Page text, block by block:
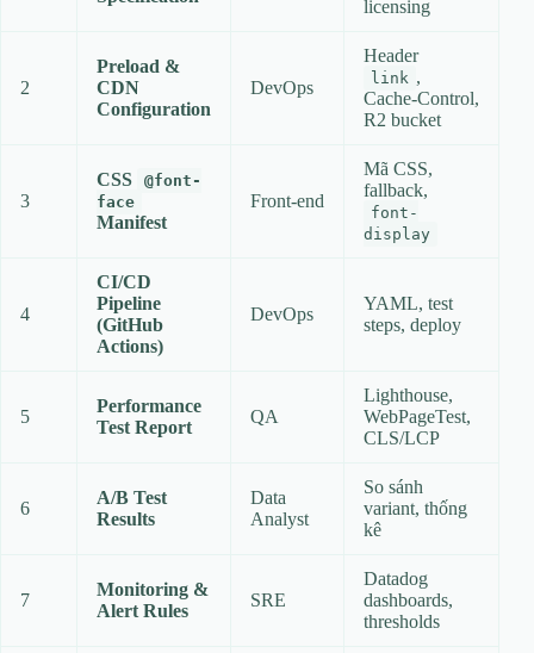
licensing
2
Preload &
CDN
Configuration
DevOps
Header
link ,
Cache‑Control,
R2 bucket
3
CSS
@font-
face
Manifest
Front‑end
Mã CSS,
fallback,
font-
display
4
CI/CD
Pipeline
(GitHub
Actions)
DevOps
YAML, test
steps, deploy
5
Performance
Test Report
QA
Lighthouse,
WebPageTest,
CLS/LCP
6
A/B Test
Results
Data
Analyst
So sánh
variant, thống
kê
7
Monitoring &
Alert Rules
SRE
Datadog
dashboards,
thresholds